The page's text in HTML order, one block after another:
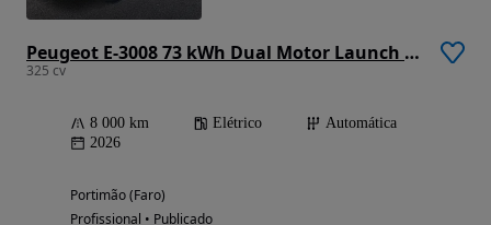
Peugeot E-3008 73 kWh Dual Motor Launch Edition
325 cv
8 000 km Elétrico
Automática
2026
Portimão (Faro)
Profissional • Publicado